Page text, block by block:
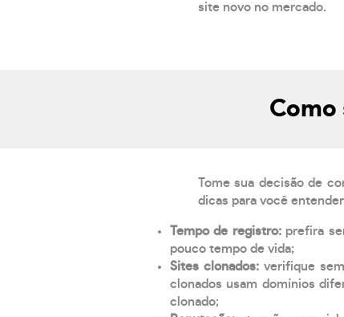
site novo no mercado.
Como
Tome sua decisão de
dicas para você
Tempo de registro: prefira
pouco tempo de vida;
Sites clonados: verifique
clonados usam domínios
clonado;